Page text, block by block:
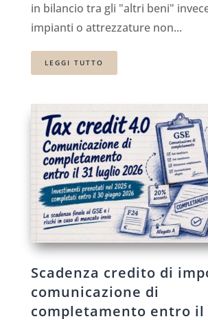
in bilancio tra gli "altri beni"
impianti o attrezzature non...
LEGGI TUTTO
Scadenza credito di
comunicazione di
completamento entro il